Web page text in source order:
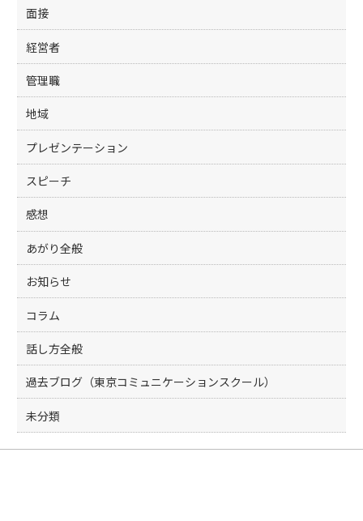
面接
経営者
管理職
地域
プレゼンテーション
スピーチ
感想
あがり全般
お知らせ
コラム
話し方全般
過去ブログ（東京コミュニケーションスクール）
未分類